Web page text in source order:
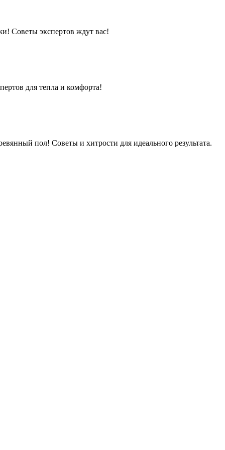
Советы экспертов ждут вас!
для тепла и комфорта!
пол! Советы и хитрости для идеального результата.